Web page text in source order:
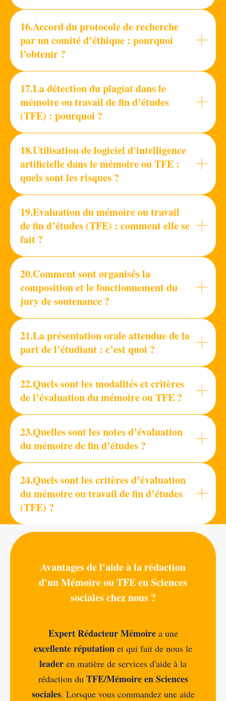
16.Accord du protocole de recherche
par un comité d’éthique : pourquoi
l’obtenir ?
17.La détection du plagiat dans le
mémoire ou travail de fin d’études
(TFE) : pourquoi ?
18.Utilisation de logiciel d'intelligence
artificielle dans le mémoire ou TFE :
quels sont les risques ?
19.Evaluation du mémoire ou travail
de fin d’études (TFE) : comment elle se
fait ?
20.Comment sont organisés la
composition et le fonctionnement du
jury de soutenance ?
21.La présentation orale attendue de la
part de l’étudiant : c’est quoi ?
22.Quels sont les modalités et critères
de l’évaluation du mémoire ou TFE ?
23.Quelles sont les notes d’évaluation
du mémoire de fin d’études ?
24.Quels sont les critères d’évaluation
du mémoire ou travail de fin d’études
(TFE) ?
Avantages de l'aide à la rédaction
d'un Mémoire ou TFE en Sciences
sociales chez nous ?
Expert Rédacteur Mémoirea une
excellente réputation et qui fait de nous le
leader en matière de services d'aide à la
rédaction du TFE/Mémoire en Sciences
sociales. Lorsque vous commandez une aide